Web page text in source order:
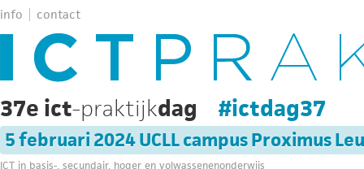
info contact
37e ict-praktijkdag #ictdag37
5 februari 2024 UCLL campus Proximus
ICT in basis-, secundair, hoger en volwassenenonderwijs